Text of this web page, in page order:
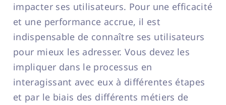
impacter ses utilisateurs. Pour une efficacité
et une performance accrue, il est
indispensable de connaître ses utilisateurs
pour mieux les adresser. Vous devez les
impliquer dans le processus en
interagissant avec eux à différentes étapes
et par le biais des différents métiers de